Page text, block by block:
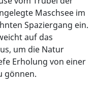
Maschsee im
Spaziergang ein.
auf das
um die Natur
Erholung von einer
gönnen.